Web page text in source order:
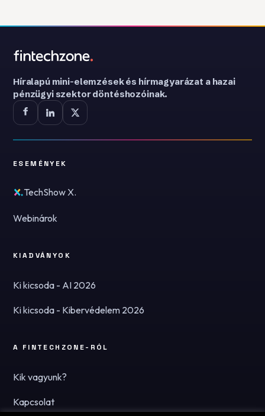
Híralapú mini-elemzések és hírmagyarázat a hazai
pénzügyi szektor döntéshozóinak.
ESEMÉNYEK
TechShow X.
Webinárok
KIADVÁNYOK
Ki kicsoda - AI 2026
Ki kicsoda - Kibervédelem 2026
A FINTECHZONE-RÓL
Kik vagyunk?
Kapcsolat